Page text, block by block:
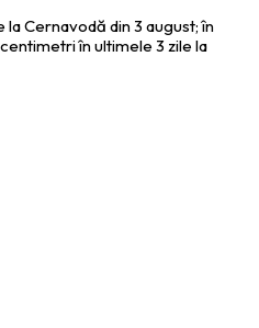
Cernavodă din 3 august; în
în ultimele 3 zile la